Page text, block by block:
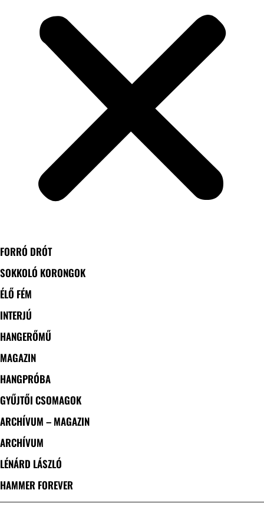
FORRÓ DRÓT
SOKKOLÓ KORONGOK
ÉLŐ FÉM
INTERJÚ
HANGERŐMŰ
MAGAZIN
HANGPRÓBA
GYŰJTŐI CSOMAGOK
ARCHÍVUM – MAGAZIN
ARCHÍVUM
LÉNÁRD LÁSZLÓ
HAMMER FOREVER